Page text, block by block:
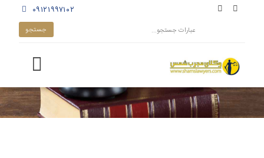
۰۹۱۲۱۹۹۷۱۰۲